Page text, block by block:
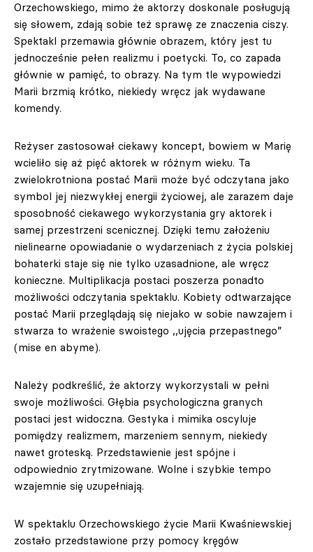
Orzechowskiego, mimo że aktorzy doskonale posługują
się słowem, zdają sobie też sprawę ze znaczenia ciszy.
Spektakl przemawia głównie obrazem, który jest tu
jednocześnie pełen realizmu i poetycki. To, co zapada
głównie w pamięć, to obrazy. Na tym tle wypowiedzi
Marii brzmią krótko, niekiedy wręcz jak wydawane
komendy.
Reżyser zastosował ciekawy koncept, bowiem w Marię
wcieliło się aż pięć aktorek w różnym wieku. Ta
zwielokrotniona postać Marii może być odczytana jako
symbol jej niezwykłej energii życiowej, ale zarazem daje
sposobność ciekawego wykorzystania gry aktorek i
samej przestrzeni scenicznej. Dzięki temu założeniu
nielinearne opowiadanie o wydarzeniach z życia polskiej
bohaterki staje się nie tylko uzasadnione, ale wręcz
konieczne. Multiplikacja postaci poszerza ponadto
możliwości odczytania spektaklu. Kobiety odtwarzające
postać Marii przeglądają się niejako w sobie nawzajem i
stwarza to wrażenie swoistego ,,ujęcia przepastnego”
(mise en abyme).
Należy podkreślić, że aktorzy wykorzystali w pełni
swoje możliwości. Głębia psychologiczna granych
postaci jest widoczna. Gestyka i mimika oscyluje
pomiędzy realizmem, marzeniem sennym, niekiedy
nawet groteską. Przedstawienie jest spójne i
odpowiednio zrytmizowane. Wolne i szybkie tempo
wzajemnie się uzupełniają.
W spektaklu Orzechowskiego życie Marii Kwaśniewskiej
zostało przedstawione przy pomocy kręgów